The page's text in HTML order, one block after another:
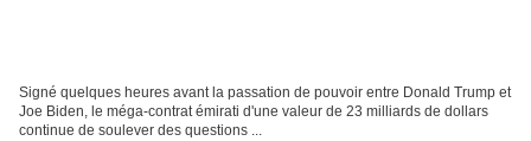
Signé quelques heures avant la passation de pouvoir entre Donald Trump et
Joe Biden, le méga-contrat émirati d'une valeur de 23 milliards de dollars
continue de soulever des questions ...